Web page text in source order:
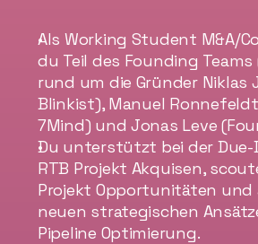
Als Working Student M&A/
du Teil des Founding Teams
rund um die Gründer Niklas
Blinkist), Manuel
7Mind) und Jonas Leve
Du unterstützt bei der Due-
RTB Projekt Akquisen,
Projekt Opportunitäten und
neuen strategischen
Pipeline Optimierung.